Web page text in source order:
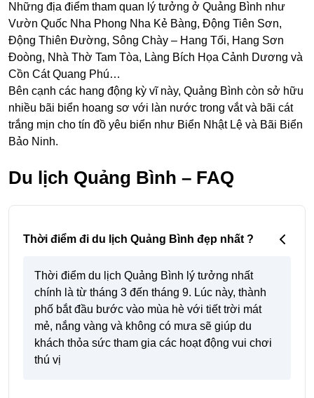
Những địa điểm tham quan lý tưởng ở Quảng Bình như
Vườn Quốc Nha Phong Nha Kẻ Bàng, Động Tiên Sơn,
Động Thiên Đường, Sông Chày – Hang Tối, Hang Sơn
Đoòng, Nhà Thờ Tam Tòa, Làng Bích Họa Cảnh Dương và
Cồn Cát Quang Phú…
Bên cạnh các hang động kỳ vĩ này, Quảng Bình còn sở hữu
nhiều bãi biển hoang sơ với làn nước trong vắt và bãi cát
trắng mịn cho tín đồ yêu biển như Biển Nhật Lệ và Bãi Biển
Bảo Ninh.
Du lịch Quảng Bình – FAQ
Thời điểm đi du lịch Quảng Bình đẹp nhất ?
Thời điểm du lịch Quảng Bình lý tưởng nhất
chính là từ tháng 3 đến tháng 9. Lúc này, thành
phố bắt đầu bước vào mùa hè với tiết trời mát
mẻ, nắng vàng và không có mưa sẽ giúp du
khách thỏa sức tham gia các hoạt động vui chơi
thú vị